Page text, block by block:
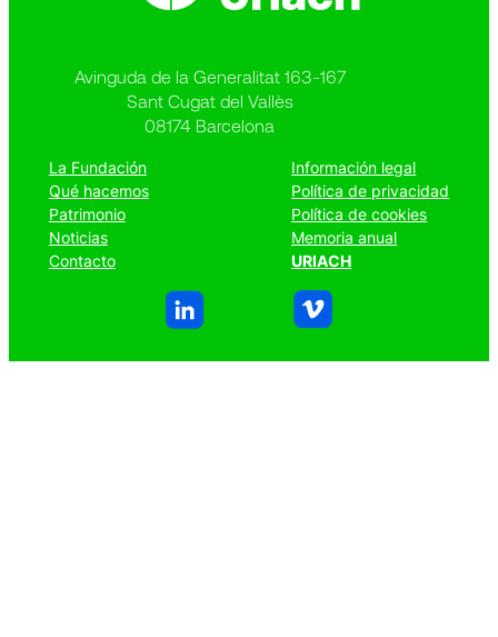
Avinguda de la Generalitat 163-167
Sant Cugat del Vallès
08174 Barcelona
La Fundación
Qué hacemos
Patrimonio
Noticias
Contacto
Información legal
Política de privacidad
Política de cookies
Memoria anual
URIACH